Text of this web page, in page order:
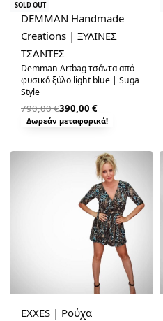
-51% OFF
SOLD OUT
DEMMAN Handmade
Creations | ΞΥΛΙΝΕΣ
ΤΣΑΝΤΕΣ
Demman Artbag τσάντα από
φυσικό ξύλο light blue | Suga
Style
790,00€390,00 €
Δωρεάν μεταφορικά!
EXXES | Ρούχα